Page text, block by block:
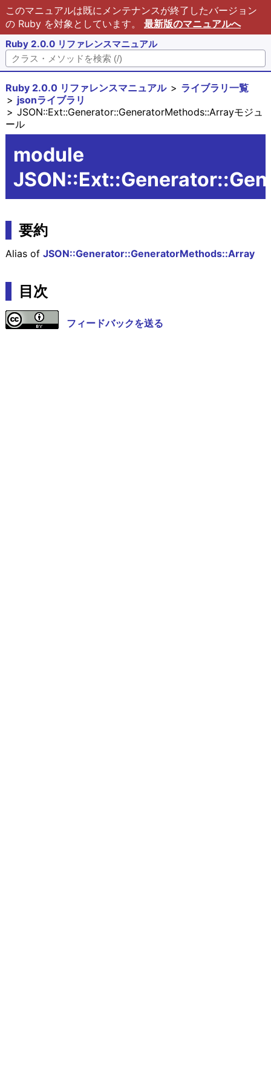
このマニュアルは既にメンテナンスが終了したバージョン
の Ruby を対象としています。 最新版のマニュアルへ
Ruby 2.0.0 リファレンスマニュアル
Ruby 2.0.0 リファレンスマニュアル
ライブラリ一覧
jsonライブラリ
JSON::Ext::Generator::GeneratorMethods::Arrayモジュ
ール
module
要約
Alias of JSON::Generator::GeneratorMethods::Array
目次
フィードバックを送る